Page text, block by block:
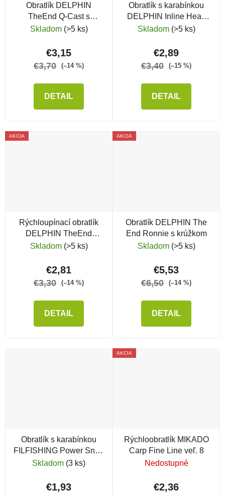
Obratlík DELPHIN
TheEnd Q-Cast s
krúžkom a rýchloklipom
Skladom (>5 ks)
€3,15
€3,70 (–14 %)
DETAIL
Obratlík s karabínkou
DELPHIN Inline Head
Swivel with Interlock
Skladom (>5 ks)
€2,89
€3,40 (–15 %)
DETAIL
AKCIA
Rýchloupínací obratlík
DELPHIN TheEnd
QuickS-T
Skladom (>5 ks)
€2,81
€3,30 (–14 %)
DETAIL
AKCIA
Obratlík DELPHIN The
End Ronnie s krúžkom
Skladom (>5 ks)
€5,53
€6,50 (–14 %)
DETAIL
Obratlík s karabínkou
FILFISHING Power Snap
M
Skladom (3 ks)
€1,93
AKCIA
Rýchloobratlík MIKADO
Carp Fine Line veľ. 8
Nedostupné
€2,36